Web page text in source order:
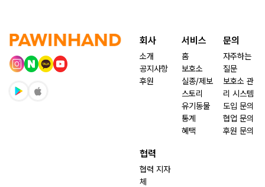
회사
소개
공지사항
후원
서비스
홈
보호소
실종/제보
스토리
유기동물
통계
혜택
문의
자주하는
질문
보호소 관
리 시스템
도입 문의
협업 문의
후원 문의
협력
협력 지자
체